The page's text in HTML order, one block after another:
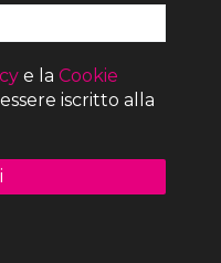
e la Cookie
iscritto alla